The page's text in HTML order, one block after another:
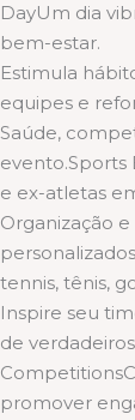
DayUm dia
bem-estar.
Estimula
equipes e
Saúde,
evento.Sports
e ex-atletas
Organização
tennis, tênis,
Inspire seu
de
promover